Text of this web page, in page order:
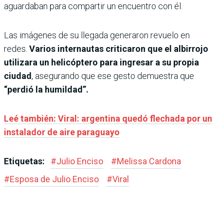
aguardaban para compartir un encuentro con él.
Las imágenes de su llegada generaron revuelo en
redes. Varios internautas criticaron que el albirrojo
utilizara un helicóptero para ingresar a su propia
ciudad, asegurando que ese gesto demuestra que
“perdió la humildad”.
Leé también: Viral: argentina quedó flechada por un
instalador de aire paraguayo
Etiquetas: #Julio Enciso #Melissa Cardona
#Esposa de Julio Enciso #Viral